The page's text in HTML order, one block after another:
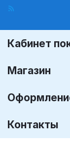
Кабинет
Магазин
Контакты